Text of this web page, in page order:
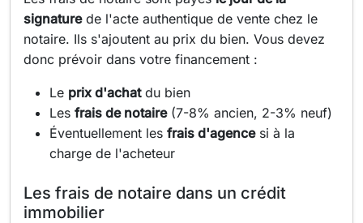
signaturede l'acte authentique de vente chez le
notaire. Ils s'ajoutent au prix du bien. Vous devez
donc prévoir dans votre financement :
Le prix d'achatdu bien
Les frais de notaire(7-8% ancien, 2-3% neuf)
Éventuellement les frais d'agencesi à la
charge de l'acheteur
Les frais de notaire dans un crédit
immobilier